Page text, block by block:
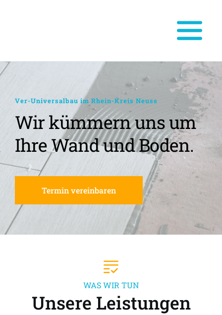
Ver-Universalbau im Rhein-Kreis Neuss
Wir kümmern uns um
Ihre Wand und Boden.
Termin vereinbaren
WAS WIR TUN
Unsere Leistungen